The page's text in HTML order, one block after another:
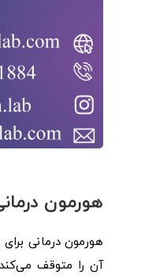
هورمون
هورمون درمانی
آن را متوقف